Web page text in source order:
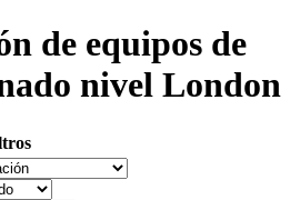
de equipos de
nivel London